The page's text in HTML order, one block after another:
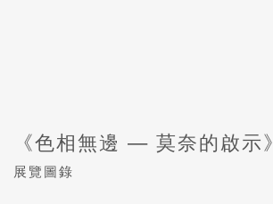
《色相無邊 — 莫奈的啟示》
展覽圖錄